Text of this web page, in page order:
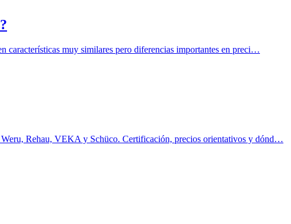
características muy similares pero diferencias importantes en preci…
Rehau, VEKA y Schüco. Certificación, precios orientativos y dónd…